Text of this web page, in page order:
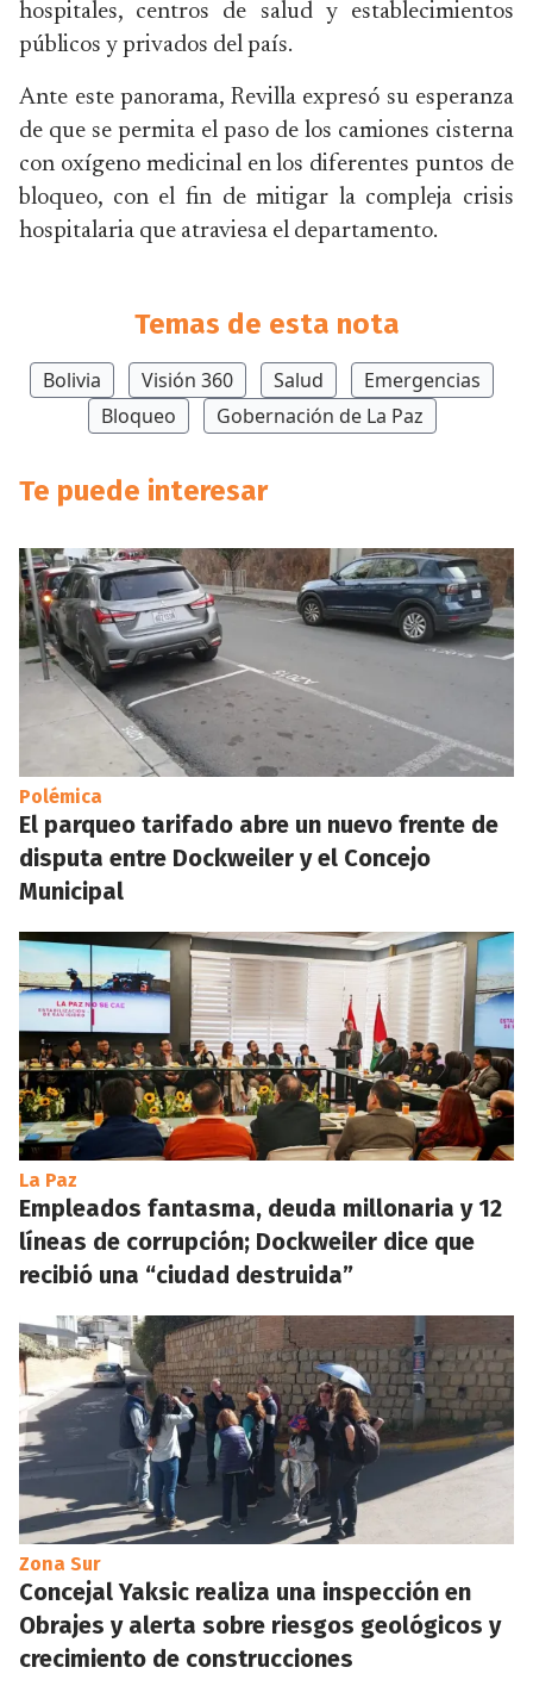
hospitales, centros de salud y establecimientos
públicos y privados del país.
Ante este panorama, Revilla expresó su esperanza
de que se permita el paso de los camiones cisterna
con oxígeno medicinal en los diferentes puntos de
bloqueo, con el fin de mitigar la compleja crisis
hospitalaria que atraviesa el departamento.
Temas de esta nota
Bolivia Visión 360 Salud
Emergencias
Bloqueo
Gobernación de La Paz
Te puede interesar
Polémica
El parqueo tarifado abre un nuevo frente de
disputa entre Dockweiler y el Concejo
Municipal
La Paz
Empleados fantasma, deuda millonaria y 12
líneas de corrupción; Dockweiler dice que
recibió una “ciudad destruida”
Zona Sur
Concejal Yaksic realiza una inspección en
Obrajes y alerta sobre riesgos geológicos y
crecimiento de construcciones